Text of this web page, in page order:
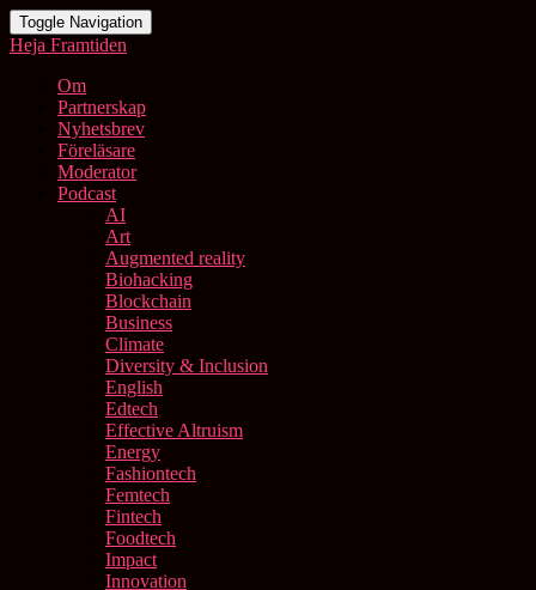
Toggle Navigation
Heja Framtiden
Om
Partnerskap
Nyhetsbrev
Föreläsare
Moderator
Podcast
AI
Art
Augmented reality
Biohacking
Blockchain
Business
Climate
Diversity & Inclusion
English
Edtech
Effective Altruism
Energy
Fashiontech
Femtech
Fintech
Foodtech
Impact
Innovation